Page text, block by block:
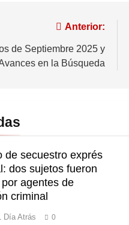
Anterior:
de Septiembre 2025 y
en la Búsqueda
de secuestro exprés
dos sujetos fueron
agentes de
criminal
Día Atrás 0